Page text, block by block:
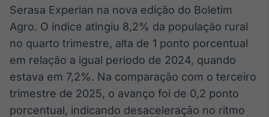
Broadcast
White Label
Plataforma para
personalizados
Soluções de Dados
e Conteúdos
Serasa Experian na nova edição do Boletim
Agro. O índice atingiu 8,2% da população rural
no quarto trimestre, alta de 1 ponto porcentual
em relação a igual período de 2024, quando
estava em 7,2%. Na comparação com o terceiro
trimestre de 2025, o avanço foi de 0,2 ponto
porcentual, indicando desaceleração no ritmo